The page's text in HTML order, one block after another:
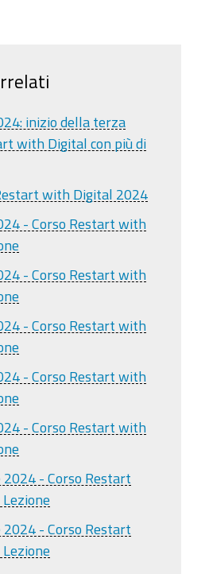
inizio della terza
with Digital con più di
with Digital 2024
- Corso Restart with
- Corso Restart with
- Corso Restart with
- Corso Restart with
- Corso Restart with
- Corso Restart
- Corso Restart